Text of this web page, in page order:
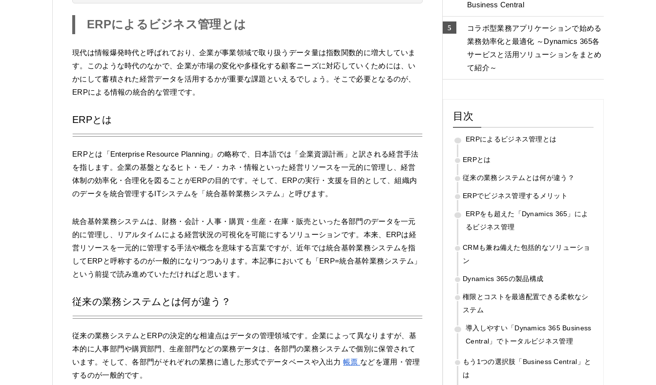
ERPによるビジネス管理とは
現代は情報爆発時代と呼ばれており、企業が事業領域で取り扱うデータ量は指数関数的に増大していま
す。このような時代のなかで、企業が市場の変化や多様化する顧客ニーズに対応していくためには、い
かにして蓄積された経営データを活用するかが重要な課題といえるでしょう。そこで必要となるのが、
ERPによる情報の統合的な管理です。
ERPとは
ERPとは「Enterprise Resource Planning」の略称で、日本語では「企業資源計画」と訳される経営手法
を指します。企業の基盤となるヒト・モノ・カネ・情報といった経営リソースを一元的に管理し、経営
体制の効率化・合理化を図ることがERPの目的です。そして、ERPの実行・支援を目的として、組織内
のデータを統合管理するITシステムを「統合基幹業務システム」と呼びます。
統合基幹業務システムは、財務・会計・人事・購買・生産・在庫・販売といった各部門のデータを一元
的に管理し、リアルタイムによる経営状況の可視化を可能にするソリューションです。本来、ERPは経
営リソースを一元的に管理する手法や概念を意味する言葉ですが、近年では統合基幹業務システムを指
してERPと呼称するのが一般的になりつつあります。本記事においても「ERP=統合基幹業務システム」
という前提で読み進めていただければと思います。
従来の業務システムとは何が違う？
従来の業務システムとERPの決定的な相違点はデータの管理領域です。企業によって異なりますが、基
本的に人事部門や購買部門、生産部門などの業務データは、各部門の業務システムで個別に保管されて
います。そして、各部門がそれぞれの業務に適した形式でデータベースや入出力帳票 などを運用・管理
するのが一般的です。
Business Central
コラボ型業務アプリケーションで始める
業務効率化と最適化 ～Dynamics 365各
サービスと活用ソリューションをまとめ
て紹介～
目次
ERPによるビジネス管理とは
ERPとは
従来の業務システムとは何が違う？
ERPでビジネス管理するメリット
ERPをも超えた「Dynamics 365」によ
るビジネス管理
CRMも兼ね備えた包括的なソリューショ
ン
Dynamics 365の製品構成
権限とコストを最適配置できる柔軟なシ
ステム
導入しやすい「Dynamics 365 Business
Central」でトータルビジネス管理
もう1つの選択肢「Business Central」と
は